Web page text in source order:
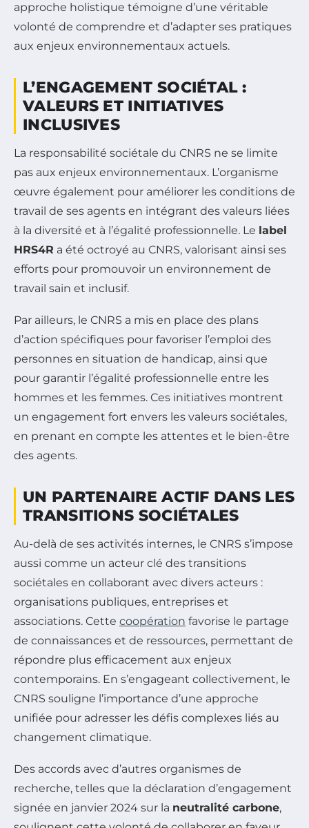
approche holistique témoigne d’une véritable
volonté de comprendre et d’adapter ses pratiques
aux enjeux environnementaux actuels.
L’ENGAGEMENT SOCIÉTAL :
VALEURS ET INITIATIVES
INCLUSIVES
La responsabilité sociétale du CNRS ne se limite
pas aux enjeux environnementaux. L’organisme
œuvre également pour améliorer les conditions de
travail de ses agents en intégrant des valeurs liées
à la diversité et à l’égalité professionnelle. Le label
HRS4R a été octroyé au CNRS, valorisant ainsi ses
efforts pour promouvoir un environnement de
travail sain et inclusif.
Par ailleurs, le CNRS a mis en place des plans
d’action spécifiques pour favoriser l’emploi des
personnes en situation de handicap, ainsi que
pour garantir l’égalité professionnelle entre les
hommes et les femmes. Ces initiatives montrent
un engagement fort envers les valeurs sociétales,
en prenant en compte les attentes et le bien-être
des agents.
UN PARTENAIRE ACTIF DANS LES
TRANSITIONS SOCIÉTALES
Au-delà de ses activités internes, le CNRS s’impose
aussi comme un acteur clé des transitions
sociétales en collaborant avec divers acteurs :
organisations publiques, entreprises et
associations. Cette coopération favorise le partage
de connaissances et de ressources, permettant de
répondre plus efficacement aux enjeux
contemporains. En s’engageant collectivement, le
CNRS souligne l’importance d’une approche
unifiée pour adresser les défis complexes liés au
changement climatique.
Des accords avec d’autres organismes de
recherche, telles que la déclaration d’engagement
signée en janvier 2024 sur la neutralité carbone,